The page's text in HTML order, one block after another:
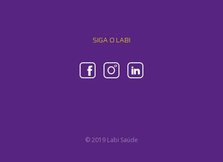
SIGA O LABI
© 2019 Labi Saúde